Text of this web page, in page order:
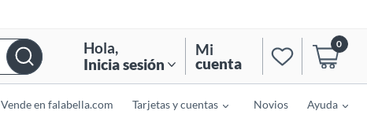
Hola,
Inicia sesión
Mi
cuenta
0
Vende en falabella.com Tarjetas y cuentas Novios Ayuda